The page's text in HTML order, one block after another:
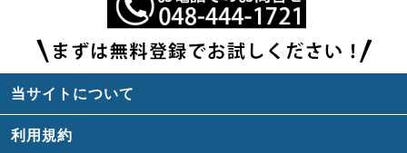
当サイトについて
利用規約